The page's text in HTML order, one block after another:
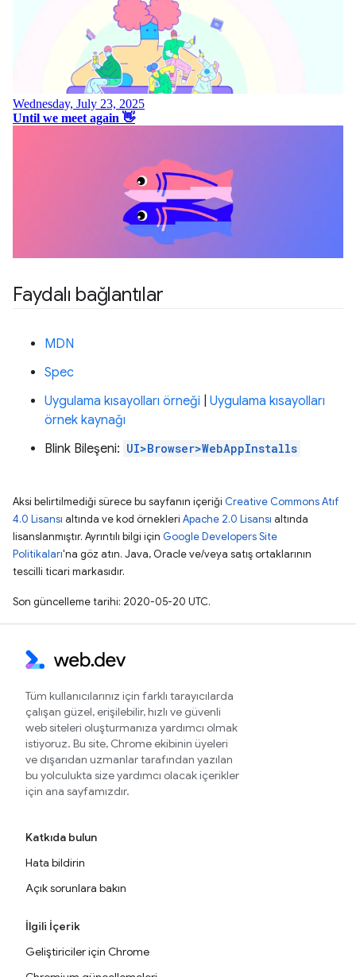
Faydalı bağlantılar
MDN
Spec
Uygulama kısayolları örneği
Uygulama kısayolları
örnek kaynağı
Blink Bileşeni: UI>Browser>WebAppInstalls
Aksi belirtilmediği sürece bu sayfanın içeriği Creative Commons Atıf
4.0 Lisansı altında ve kod örnekleri Apache 2.0 Lisansı altında
lisanslanmıştır. Ayrıntılı bilgi için Google Developers Site
Politikaları'na göz atın. Java, Oracle ve/veya satış ortaklarının
tescilli ticari markasıdır.
Son güncelleme tarihi: 2020-05-20 UTC.
Tüm kullanıcılarınız için farklı tarayıcılarda
çalışan güzel, erişilebilir, hızlı ve güvenli
web siteleri oluşturmanıza yardımcı olmak
istiyoruz. Bu site, Chrome ekibinin üyeleri
ve dışarıdan uzmanlar tarafından yazılan
bu yolculukta size yardımcı olacak içerikler
için ana sayfamızdır.
Katkıda bulun
Hata bildirin
Açık sorunlara bakın
İlgili İçerik
Geliştiriciler için Chrome